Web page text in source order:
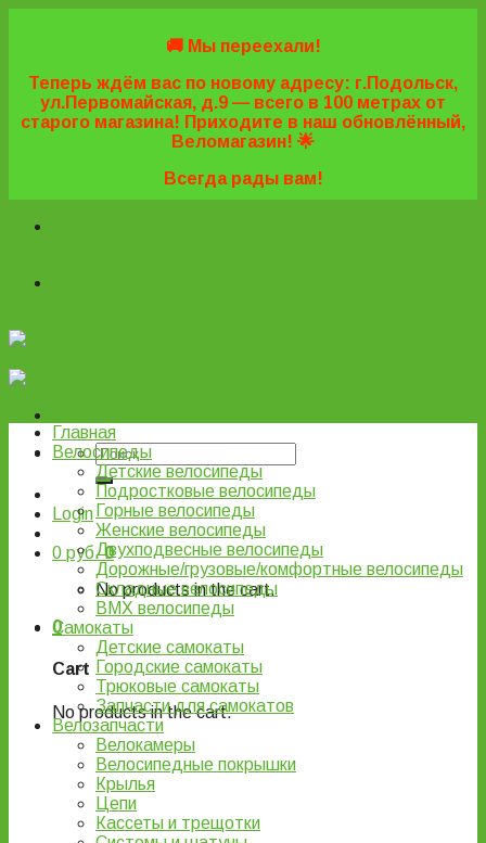
🚚 Мы переехали!
Теперь ждём вас по новому адресу: г.Подольск,
ул.Первомайская, д.9 — всего в 100 метрах от
старого магазина! Приходите в наш обновлённый,
Веломагазин! 🌟
Всегда рады вам!
Login
0 руб. 0
No products in the cart.
0
Cart
No products in the cart.
Главная
Велосипеды
Детские велосипеды
Подростковые велосипеды
Горные велосипеды
Женские велосипеды
Двухподвесные велосипеды
Дорожные/грузовые/комфортные велосипеды
Складные велосипеды
BMX велосипеды
Самокаты
Детские самокаты
Городские самокаты
Трюковые самокаты
Запчасти для самокатов
Велозапчасти
Велокамеры
Велосипедные покрышки
Крылья
Цепи
Кассеты и трещотки